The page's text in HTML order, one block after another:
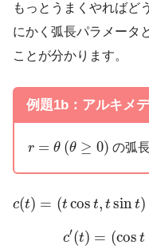
もっとうまくやればど
にかく弧長パラメータ
ことが分かります。
例題1b：アルキメ
r = θ
r= (θ ≥ 0)
(θ ≥0 ) の弧
c(t) = (tcos t, tsint)
(t) cos sint
c′(t) = (cos t
)= cos